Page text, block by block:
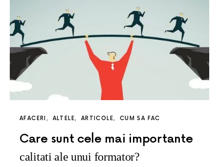
AFACERI ALTELE ARTICOLE CUM SA FAC
Care sunt cele mai importante
calitati ale unui formator?